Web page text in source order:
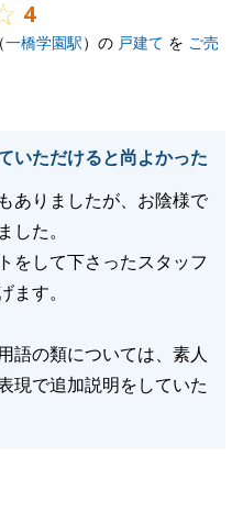
4
一橋学園駅）の 戸建て を ご売
いただけると尚よかった
ありましたが、お陰様で
した。
をして下さったスタッフ
ます。
語の類については、素人
現で追加説明をしていた